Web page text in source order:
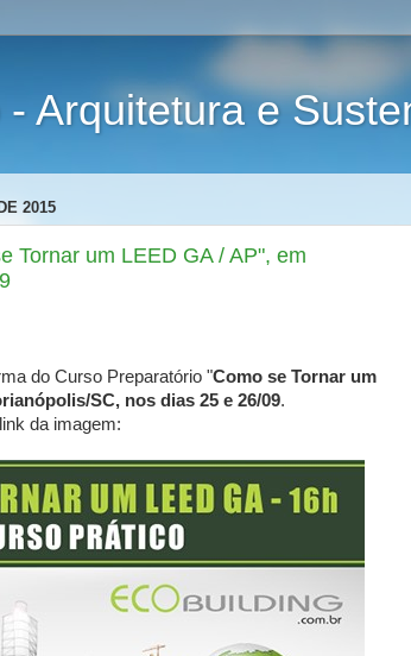
Arquitetura e
2015
Tornar um LEED GA / AP", em
do Curso Preparatório "Como se Tornar um
SC, nos dias 25 e 26/09.
da imagem: